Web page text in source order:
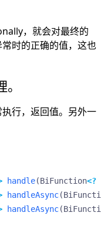
，就会对最终的
时的正确的值，这也
行，返回值。另外一
handle(BiFunction<?
handleAsync(
handleAsync(